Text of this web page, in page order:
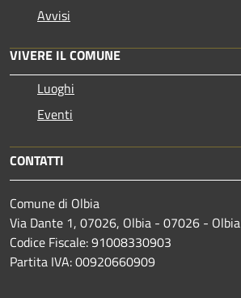
Avvisi
VIVERE IL COMUNE
Luoghi
Eventi
CONTATTI
Comune di Olbia
Via Dante 1, 07026, Olbia - 07026 - Olbia
Codice Fiscale: 91008330903
Partita IVA: 00920660909